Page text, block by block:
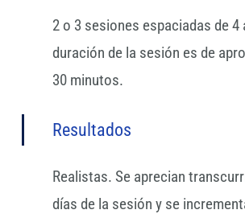
2 o 3 sesiones espaciadas de 4
duración de la sesión es de
30 minutos.
Resultados
Realistas. Se aprecian
días de la sesión y se